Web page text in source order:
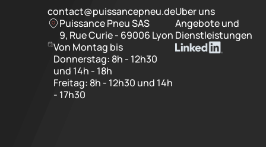
contact@puissancepneu.de
Puissance Pneu SAS
9, Rue Curie - 69006 Lyon
Von Montag bis
Donnerstag: 8h - 12h30
und 14h - 18h
Freitag: 8h - 12h30 und 14h
- 17h30
Uber uns
Angebote und
Dienstleistungen